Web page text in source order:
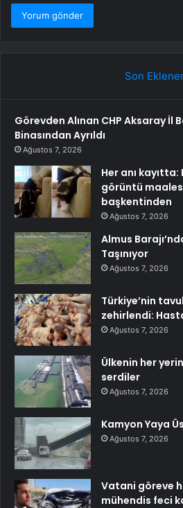
Son
Görevden Alınan CHP Aksaray İl
Binasından Ayrıldı
Ağustos 7, 2026
Her anı
görüntü
başkentinden
Ağustos 7, 2026
Almus
Taşınıyor
Ağustos 7, 2026
Türkiye’nin
zehirlendi:
Ağustos 7, 2026
Ülkenin her
serdiler
Ağustos 7, 2026
Kamyon Yaya
Ağustos 7, 2026
Vatani göreve
mühendis feci